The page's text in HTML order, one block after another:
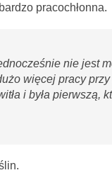
pracochłonna.
nie jest
więcej pracy
i była pierwszą,